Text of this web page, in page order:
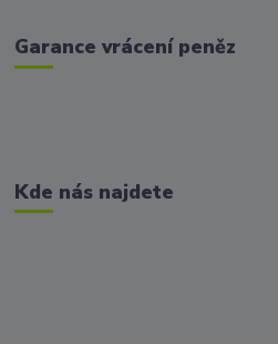
Garance vrácení peněz
Kde nás najdete